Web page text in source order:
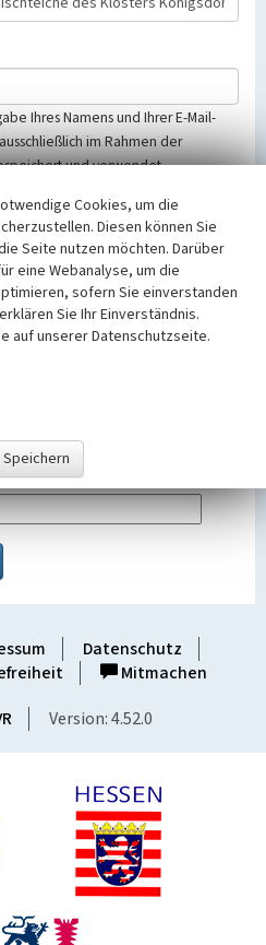
Ihres Namens und Ihrer E-Mail-
im Rahmen der
und verwendet.
der Vorschriften des
NRW und der seit
Datenschutzgrundverordnung
beachten Sie bitte unsere
unten das Rechenergebnis aus der
Datenschutz
Mitmachen
Version: 4.52.0
Cookies, um die
Diesen können Sie
Seite nutzen möchten. Darüber
eine Webanalyse, um die
sofern Sie einverstanden
Sie Ihr Einverständnis.
auf unserer Datenschutzseite.